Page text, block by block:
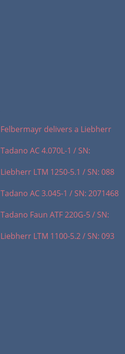
Felbermayr delivers a Liebherr
Tadano AC 4.070L-1 / SN:
Liebherr LTM 1250-5.1 / SN: 088
Tadano AC 3.045-1 / SN: 2071468
Tadano Faun ATF 220G-5 / SN:
Liebherr LTM 1100-5.2 / SN: 093